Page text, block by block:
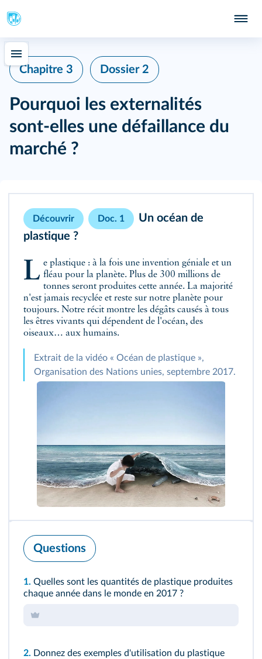
Chapitre 3 Dossier 2
Pourquoi les externalités
sont‑elles une défaillance du
marché ?
Découvrir Doc. 1
Un océan de
plastique ?
Le plastique : à la fois une invention géniale et un fléau pour la planète. Plus de 300 millions de
tonnes seront produites cette année. La majorité
n'est jamais recyclée et reste sur notre planète pour
toujours. Notre récit montre les dégâts causés à tous
les êtres vivants qui dépendent de l'océan, des
oiseaux… aux humains.
Extrait de la vidéo « Océan de plastique »,
Organisation des Nations unies, septembre 2017.
Questions
1. Quelles sont les quantités de plastique produites
chaque année dans le monde en 2017 ?
2. Donnez des exemples d'utilisation du plastique